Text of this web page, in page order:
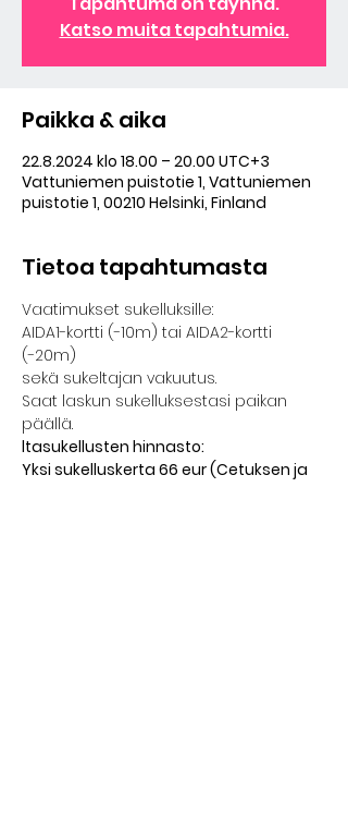
Katso muita tapahtumia.
Paikka & aika
22.8.2024 klo 18.00 – 20.00 UTC+3
Vattuniemen puistotie 1, Vattuniemen
puistotie 1, 00210 Helsinki, Finland
Tietoa tapahtumasta
Vaatimukset sukelluksille:
AIDA1-kortti (-10m) tai AIDA2-kortti
(-20m)
sekä sukeltajan vakuutus.
Saat laskun sukelluksestasi paikan
päällä.
ltasukellusten hinnasto:
Yksi sukelluskerta 66 eur (Cetuksen ja